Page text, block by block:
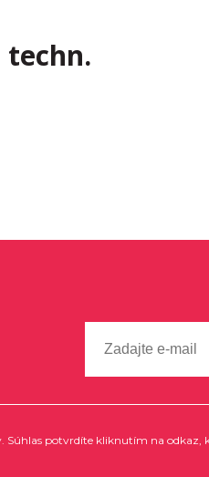
techn.
Súhlas potvrdíte kliknutím na odkaz,